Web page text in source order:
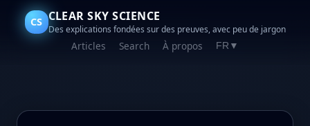
CS CLEAR SKY SCIENCE
Des explications fondées sur des preuves, avec peu de jargon
Articles Search À propos FR ▼